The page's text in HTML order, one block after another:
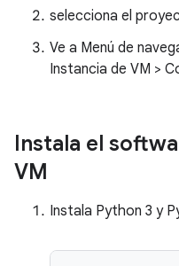
selecciona el
Ve a Menú de
Instancia de VM >
Instala el
VM
Instala Python 3 y